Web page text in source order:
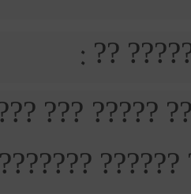
??
?? ?????